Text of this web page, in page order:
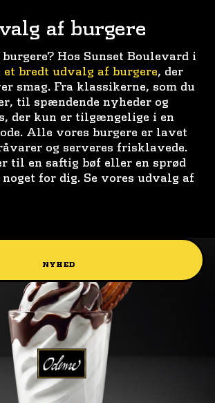
af burgere
Hos Sunset Boulevard i
bredt udvalg af burgere, der
smag. Fra klassikerne, som du
til spændende nyheder og
der kun er tilgængelige i en
Alle vores burgere er lavet
og serveres frisklavede.
til en saftig bøf eller en sprød
for dig. Se vores udvalg af
NYHED